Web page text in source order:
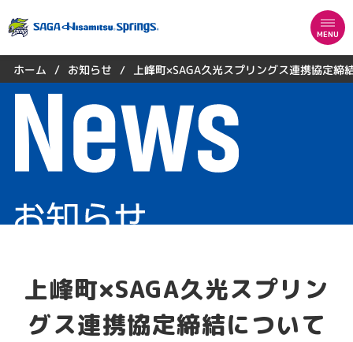
MENU
ホーム / お知らせ / 上峰町×SAGA久光スプリングス連携協定締
上峰町×SAGA久光スプリン
グス連携協定締結について